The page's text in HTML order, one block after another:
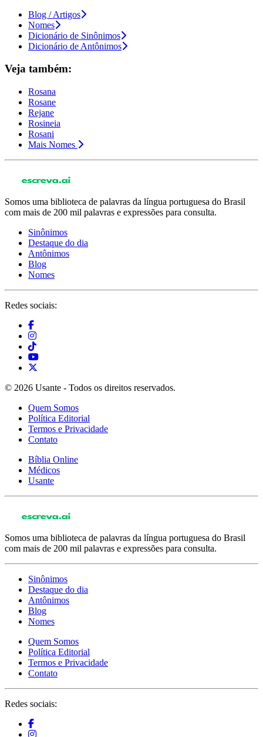
Blog / Artigos
Nomes
Dicionário de Sinônimos
Dicionário de Antônimos
Veja também:
Rosana
Rosane
Rejane
Rosineia
Rosani
Mais Nomes
Somos uma biblioteca de palavras da língua portuguesa do Brasil
com mais de 200 mil palavras e expressões para consulta.
Sinônimos
Destaque do dia
Antônimos
Blog
Nomes
Redes sociais:
© 2026 Usante - Todos os direitos reservados.
Quem Somos
Política Editorial
Termos e Privacidade
Contato
Bíblia Online
Médicos
Usante
Somos uma biblioteca de palavras da língua portuguesa do Brasil
com mais de 200 mil palavras e expressões para consulta.
Sinônimos
Destaque do dia
Antônimos
Blog
Nomes
Quem Somos
Política Editorial
Termos e Privacidade
Contato
Redes sociais: